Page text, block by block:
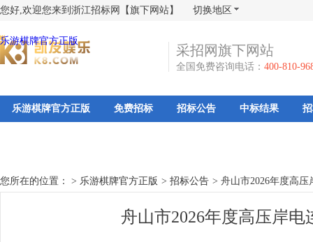
您好,欢迎您来到浙江招标网【旗下网站】 切换地区
乐游棋牌官方正版
采招网旗下网站
全国免费咨询电话： 400-810-
乐游棋牌官方正版 免费招标 招标公告 中标结果
您所在的位置： > 乐游棋牌官方正版 > 招标公告 > 舟山市2026年度高
舟山市2026年度高压岸